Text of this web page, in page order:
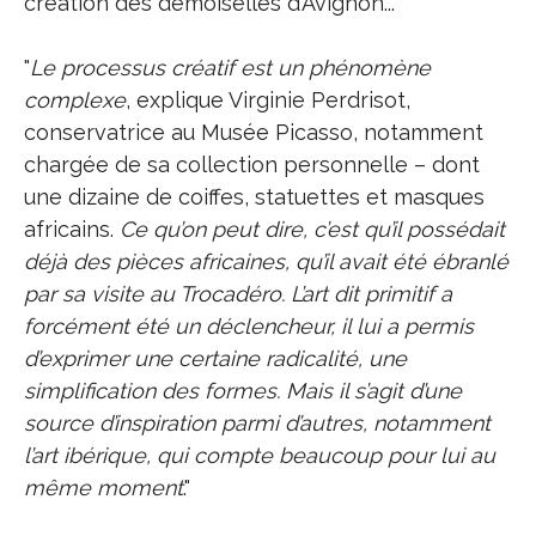
"Le processus créatif est un phénomène
complexe, explique Virginie Perdrisot,
conservatrice au Musée Picasso, notamment
chargée de sa collection personnelle – dont
une dizaine de coiffes, statuettes et masques
africains. Ce qu’on peut dire, c’est qu’il possédait
déjà des pièces africaines, qu’il avait été ébranlé
par sa visite au Trocadéro. L’art dit primitif a
forcément été un déclencheur, il lui a permis
d’exprimer une certaine radicalité, une
simplification des formes. Mais il s’agit d’une
source d’inspiration parmi d’autres, notamment
l’art ibérique, qui compte beaucoup pour lui au
même moment."